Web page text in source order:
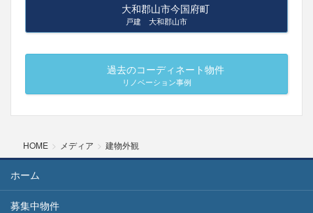
大和郡山市今国府町
戸建 大和郡山市
過去のコーディネート物件
リノベーション事例
HOME メディア 建物外観
ホーム
募集中物件